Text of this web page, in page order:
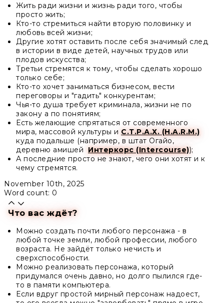
Жить ради жизни и жизнь ради того, чтобы
просто жить;
Кто-то стремиться найти вторую половинку и
любовь всей жизни;
Другие хотят оставить после себя значимый след
в истории в виде детей, научных трудов или
плодов искусства;
Третьи стремятся к тому, чтобы сделать хорошо
только себе;
Кто-то хочет заниматься бизнесом, вести
переговоры и "гадить" конкурентам;
Чья-то душа требует криминала, жизни не по
закону а по понятиям;
Есть желающие спрятаться от современного
мира, массовой культуры и С.Т.Р.А.Х. (H.A.R.M.)
куда подальше (например, в штат Огайо,
деревню амишей Интеркорс (Intercourse));
А последние просто не знают, чего они хотят и к
чему стремятся.
November 10th, 2025
Word count: 0
Что вас ждёт?
Можно создать почти любого персонажа - в
любой точке земли, любой профессии, любого
возраста. Не зайдёт только нечисть и
сверхспособности.
Можно реализовать персонажа, который
придумался очень давно, но долго пылился где-
то в памяти компьютера.
Если вдруг простой мирный персонаж надоест,